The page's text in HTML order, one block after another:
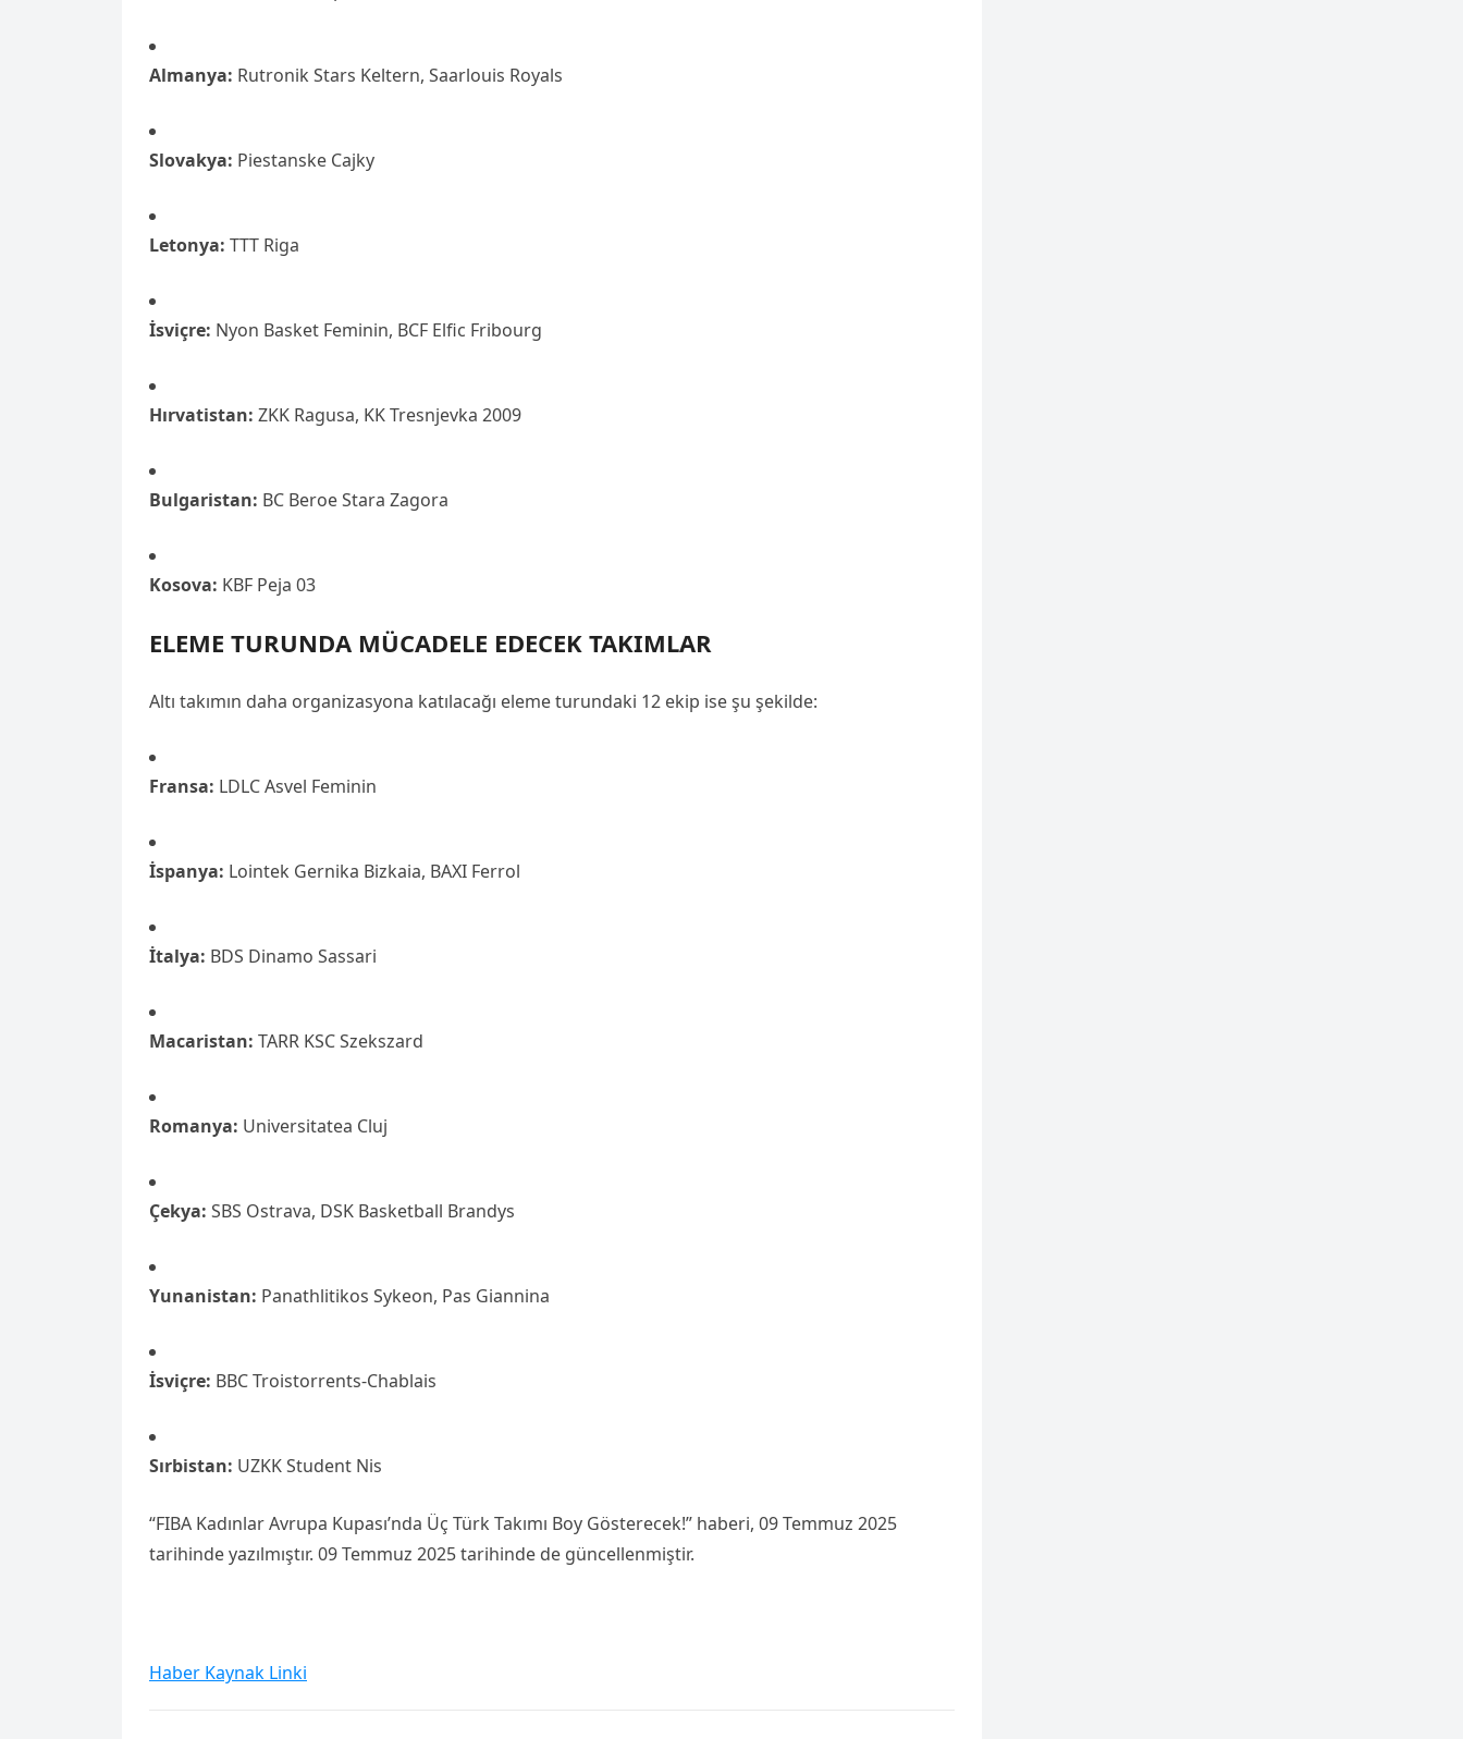
Almanya: Rutronik Stars Keltern, Saarlouis Royals
Slovakya: Piestanske Cajky
Letonya: TTT Riga
İsviçre: Nyon Basket Feminin, BCF Elfic Fribourg
Hırvatistan: ZKK Ragusa, KK Tresnjevka 2009
Bulgaristan: BC Beroe Stara Zagora
Kosova: KBF Peja 03
ELEME TURUNDA MÜCADELE EDECEK TAKIMLAR
Altı takımın daha organizasyona katılacağı eleme turundaki 12 ekip ise şu şekilde:
Fransa: LDLC Asvel Feminin
İspanya: Lointek Gernika Bizkaia, BAXI Ferrol
İtalya: BDS Dinamo Sassari
Macaristan: TARR KSC Szekszard
Romanya: Universitatea Cluj
Çekya: SBS Ostrava, DSK Basketball Brandys
Yunanistan: Panathlitikos Sykeon, Pas Giannina
İsviçre: BBC Troistorrents-Chablais
Sırbistan: UZKK Student Nis
“FIBA Kadınlar Avrupa Kupası’nda Üç Türk Takımı Boy Gösterecek!” haberi, 09 Temmuz 2025
tarihinde yazılmıştır. 09 Temmuz 2025 tarihinde de güncellenmiştir.
Haber Kaynak Linki